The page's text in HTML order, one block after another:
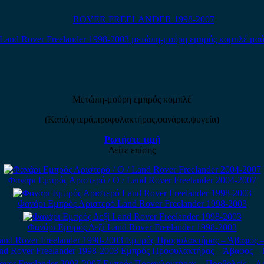
ROVER FREELANDER 1998-2007
Μετώπη-μούρη εμπρός κομπλέ
(Καπό,φτερά,προφυλακτήρας,φανάρια,ψυγεία)
Ρωτήστε τιμή
Δείτε επίσης
Φανάρι Εμπρός Αριστερό / Ο / Land Rover Freelander 2004-2007
Φανάρι Εμπρός Αριστερό Land Rover Freelander 1998-2003
Φανάρι Εμπρός Δεξί Land Rover Freelander 1998-2003
Rover Freelander 1998-2003 Εμπρός Προφυλακτήρας – Άβαφος